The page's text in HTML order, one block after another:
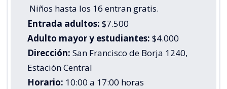
Niños hasta los 16 entran gratis.
Entrada adultos: $7.500
Adulto mayor y estudiantes: $4.000
Dirección: San Francisco de Borja 1240,
Estación Central
Horario: 10:00 a 17:00 horas